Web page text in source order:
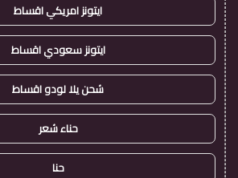
ايتونز امريكي اقساط
ايتونز سعودي اقساط
شحن يلا لودو اقساط
حناء شعر
حنا